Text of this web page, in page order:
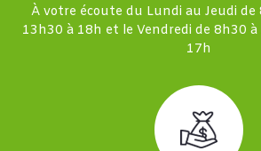
À votre écoute du Lundi au Jeudi
13h30 à 18h et le Vendredi de 8h30
17h